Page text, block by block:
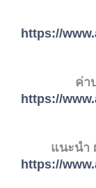
https://
ค่า
https://
แนะนำ
https://